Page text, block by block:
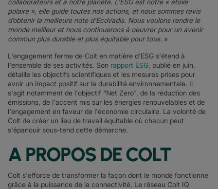
collaborateurs et à notre planète. L'ESG est notre « étoile
polaire », elle guide toutes nos actions, et nous sommes ravis
d’obtenir la meilleure note d'EcoVadis. Nous voulons rendre le
monde meilleur et nous continuerons à oeuvrer pour un avenir
commun plus durable et plus équitable pour tous. »
L'engagement ferme de Colt en matière d'ESG s'étend à
l'ensemble de ses activités. Son rapport ESG , publié en juin,
détaille les objectifs scientifiques et les mesures prises pour
avoir un impact positif sur la durabilité environnementale. Il
s'agit notamment de l'objectif "Net Zero", de la réduction des
émissions, de l'accent mis sur les énergies renouvelables et de
l'engagement en faveur de l'économie circulaire. La volonté de
Colt de créer un lieu de travail équitable où chacun peut
s'épanouir sous-tend cette démarche.
A PROPOS DE COLT
Colt s'efforce de transformer la façon dont le monde fonctionne
grâce à la puissance de la connectivité. Le réseau Colt IQ